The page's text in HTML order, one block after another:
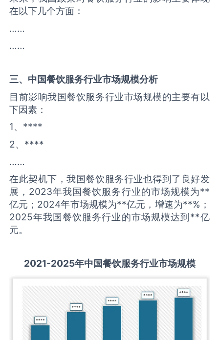
在以下几个方面：
……
……
三、中国餐饮服务行业市场规模分析
目前影响我国餐饮服务行业市场规模的主要有以
下因素：
1、****
2、****
……
在此契机下，我国餐饮服务行业也得到了良好发
展，2023年我国餐饮服务行业的市场规模为**
亿元；2024年市场规模为**亿元，增速为**%；
2025年我国餐饮服务行业的市场规模达到**亿
元。
2021-2025年中国餐饮服务行业市场规模